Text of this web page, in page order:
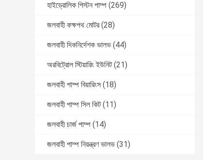
হাইড্রোলিক পিস্টন পাম্প (269)
জলবাহী কক্ষপথ মোটর (28)
জলবাহী দিকনির্দেশক ভালভ (44)
অরবিট্রোল স্টিয়ারিং ইউনিট (21)
জলবাহী পাম্প বিয়ারিংস (18)
জলবাহী পাম্প সিল কিট (11)
জলবাহী চার্জ পাম্প (14)
জলবাহী পাম্প নিয়ন্ত্রণ ভালভ (31)